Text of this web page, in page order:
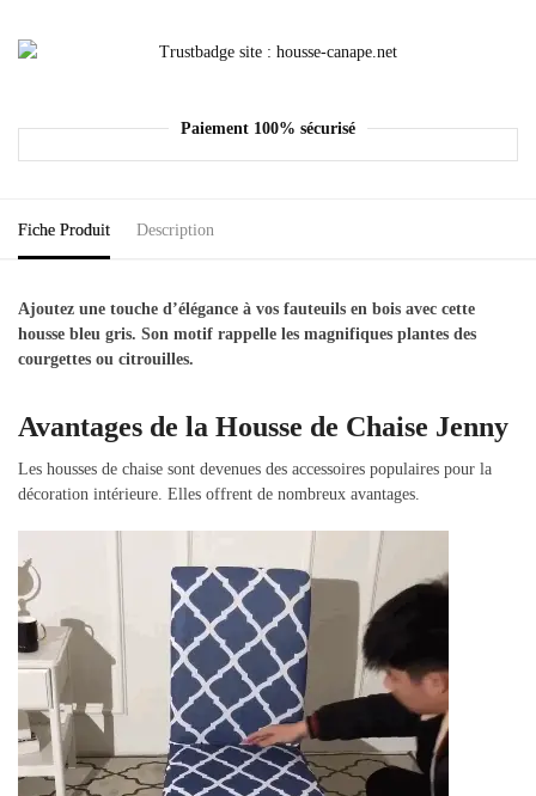
Paiement 100% sécurisé
Fiche Produit Description
Ajoutez une touche d’élégance à vos fauteuils en bois avec cette
housse bleu gris. Son motif rappelle les magnifiques plantes des
courgettes ou citrouilles.
Avantages de la Housse de Chaise Jenny
Les housses de chaise sont devenues des accessoires populaires pour la
décoration intérieure. Elles offrent de nombreux avantages.